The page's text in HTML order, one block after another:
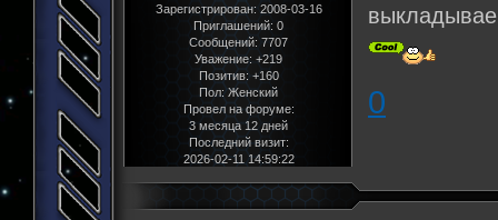
Зарегистрирован: 2008-03-16
Приглашений: 0
Сообщений: 7707
Уважение: +219
Позитив: +160
Пол:Женский
Провел на форуме:
3 месяца 12 дней
Последний визит:
2026-02-11 14:59:22
0